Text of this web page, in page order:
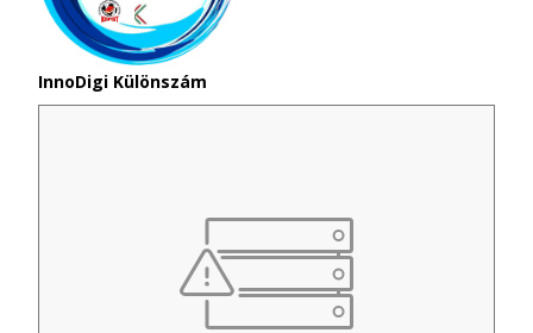
InnoDigi Különszám